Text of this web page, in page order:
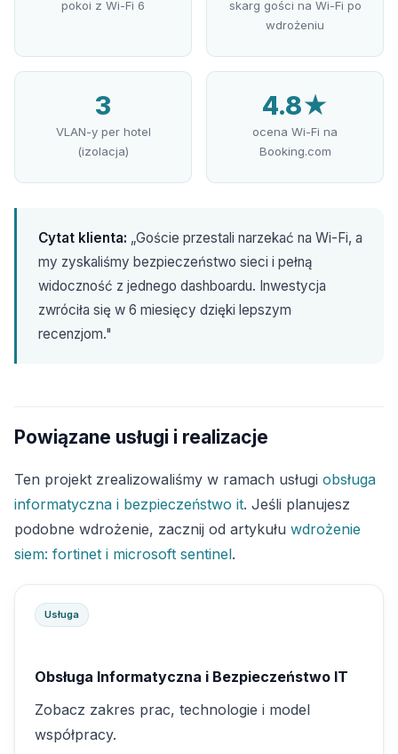
pokoi z Wi-Fi 6
skarg gości na Wi-Fi po
wdrożeniu
3
VLAN-y per hotel
(izolacja)
4.8★
ocena Wi-Fi na
Booking.com
Cytat klienta: „Goście przestali narzekać na Wi-Fi, a
my zyskaliśmy bezpieczeństwo sieci i pełną
widoczność z jednego dashboardu. Inwestycja
zwróciła się w 6 miesięcy dzięki lepszym
recenzjom."
Powiązane usługi i realizacje
Ten projekt zrealizowaliśmy w ramach usługi obsługa
informatyczna i bezpieczeństwo it. Jeśli planujesz
podobne wdrożenie, zacznij od artykułu wdrożenie
siem: fortinet i microsoft sentinel.
Usługa
Obsługa Informatyczna i Bezpieczeństwo IT
Zobacz zakres prac, technologie i model
współpracy.